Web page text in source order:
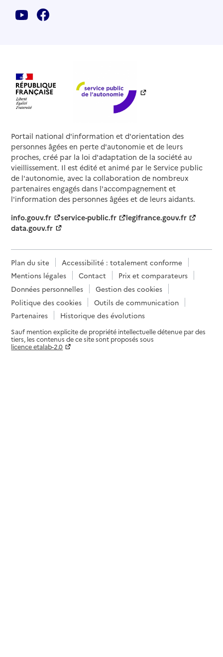
Portail national d'information et d'orientation des
personnes âgées en perte d'autonomie et de leurs
proches, créé par la loi d'adaptation de la société au
vieillissement. Il est édité et animé par le Service public
de l'autonomie, avec la collaboration de nombreux
partenaires engagés dans l'accompagnement et
l'information des personnes âgées et de leurs aidants.
info.gouv.fr
service-public.fr
legifrance.gouv.fr
data.gouv.fr
Plan du site
Accessibilité : totalement conforme
Mentions légales
Contact
Prix et comparateurs
Données personnelles
Gestion des cookies
Politique des cookies
Outils de communication
Partenaires
Historique des évolutions
Sauf mention explicite de propriété intellectuelle détenue par des
tiers, les contenus de ce site sont proposés sous
licence etalab-2.0